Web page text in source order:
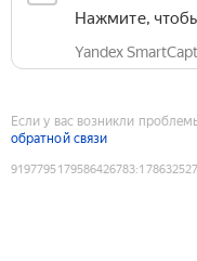
Нажмите,
Yandex
Если у вас возникли
обратной связи
9197795179586426783: